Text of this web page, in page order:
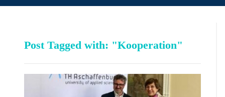
Post Tagged with: "Kooperation"